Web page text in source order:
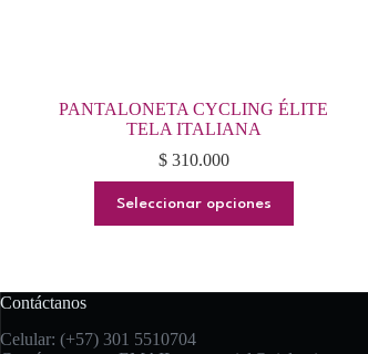
PANTALONETA CYCLING ÉLITE
TELA ITALIANA
$310.000
Seleccionar opciones
producto
tiene
Las
se
pueden
Contáctanos
Celular: (+57) 301 5510704